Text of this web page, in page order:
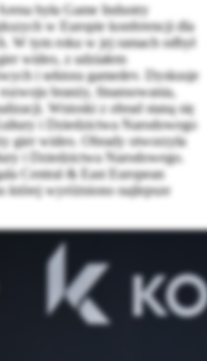
była Game Industry
w Europie konferencji dla
W tym roku w jej ramach odbył
wideo, z udziałem
i sektora gamedev. Dyskusje
branży, finansowania,
Wnioski z obrad staną się
i Dziedzictwa Narodowego
gier wideo. Obrady otworzyła
i Dziedzictwa Narodowego.
Central & East European
której wyróżniono najlepsze